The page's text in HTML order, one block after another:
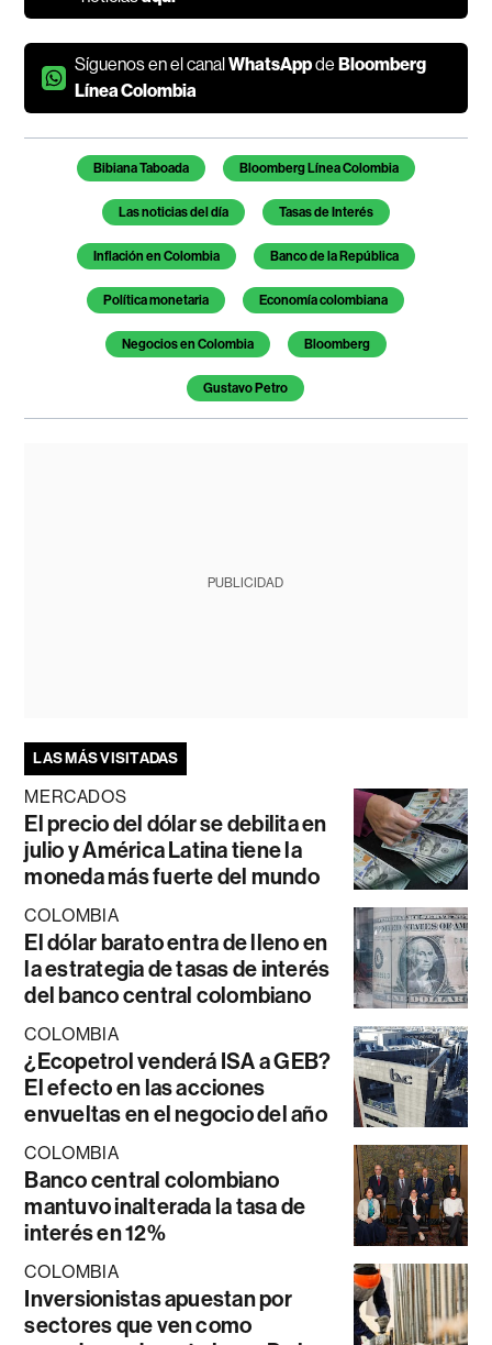
Síguenos en el canalWhatsAppdeBloomberg
Línea Colombia
Temas de este artículo
Bibiana Taboada Bloomberg Línea Colombia
Las noticias del día Tasas de Interés
Inflación en Colombia Banco de la República
Política monetaria Economía colombiana
Negocios en Colombia Bloomberg
Gustavo Petro
PUBLICIDAD
LAS MÁS VISITADAS
MERCADOS
El precio del dólar se debilita en
julio y América Latina tiene la
moneda más fuerte del mundo
COLOMBIA
El dólar barato entra de lleno en
la estrategia de tasas de interés
del banco central colombiano
COLOMBIA
¿Ecopetrol venderá ISA a GEB?
El efecto en las acciones
envueltas en el negocio del año
COLOMBIA
Banco central colombiano
mantuvo inalterada la tasa de
interés en 12%
COLOMBIA
Inversionistas apuestan por
sectores que ven como